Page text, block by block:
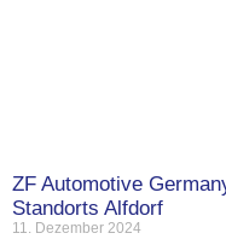
ZF Automotive
Standorts Alfdorf
11. Dezember 2024